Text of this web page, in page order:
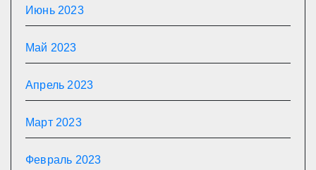
Июнь 2023
Май 2023
Апрель 2023
Март 2023
Февраль 2023